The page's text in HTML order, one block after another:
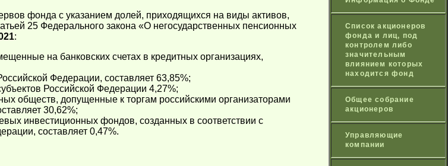
фонда с указанием долей, приходящихся на виды активов,
25 Федерального закона «О негосударственных пенсионных
:
на банковских счетах в кредитных организациях,
Федерации, составляет 63,85%;
Российской Федерации 4,27%;
обществ, допущенные к торгам российскими организаторами
30,62%;
инвестиционных фондов, созданных в соответствии с
составляет 0,47%.
Список акционеров
фонда и лиц, под
контролем либо
значительным
влиянием которых
находится фонд
Общее собрание
акционеров
Управляющие
компании